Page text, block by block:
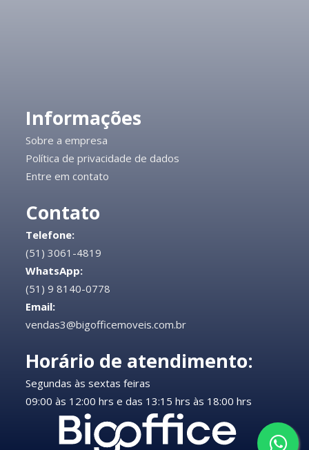
Informações
Sobre a empresa
Política de privacidade de dados
Entre em contato
Contato
Telefone:
(51) 3061-4819
WhatsApp:
(51) 9 8140-0778
Email:
vendas3@bigofficemoveis.com.br
Horário de atendimento:
Segundas às sextas feiras
09:00 às 12:00 hrs e das 13:15 hrs às 18:00 hrs